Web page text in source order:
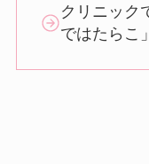
クリニック
ではたらこ」